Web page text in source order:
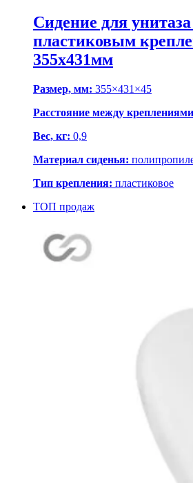
Сидение для унитаза
пластиковым
355х431мм
Размер, мм: 355×431×45
Расстояние между
Вес, кг: 0,9
Материал сиденья:
Тип крепления: пластиковое
ТОП продаж